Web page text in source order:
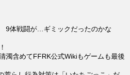
体戦闘が…ギミックだったのかな
濁含めてFFRK公式Wikiもゲームも最後